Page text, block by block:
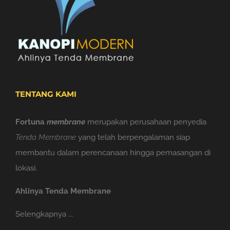
TENTANG KAMI
Fortuna membrane merupakan perusahaan penyedia
Tenda Membrane yang telah berpengalaman siap
membantu dalam perencanaan hingga pemasangan di
lokasi.
Ahlinya Tenda Membrane
Selengkapnya ...